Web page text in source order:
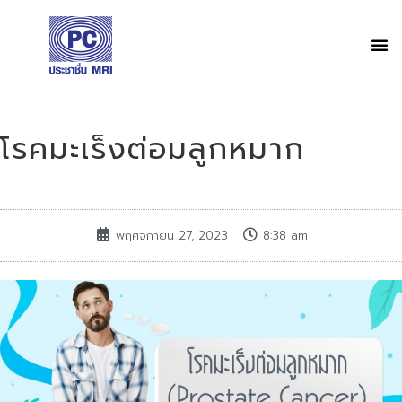
โรคมะเร็งต่อมลูกหมาก
พฤศจิกายน 27, 2023 8:38 am